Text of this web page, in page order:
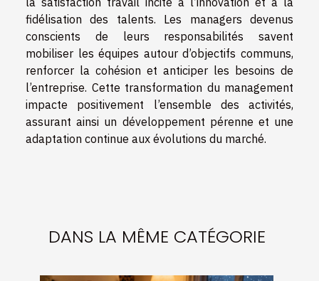
fidélisation des talents. Les managers devenus
conscients de leurs responsabilités savent
mobiliser les équipes autour d’objectifs communs,
renforcer la cohésion et anticiper les besoins de
l’entreprise. Cette transformation du management
impacte positivement l’ensemble des activités,
assurant ainsi un développement pérenne et une
adaptation continue aux évolutions du marché.
DANS LA MÊME CATÉGORIE